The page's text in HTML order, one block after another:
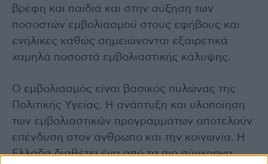
βρέφη και παιδιά και στην αύξηση των
ποσοστών εμβολιασμού στους εφήβους και
ενήλικες καθώς σημειώνονται εξαιρετικά
χαμηλά ποσοστά εμβολιαστικής κάλυψης.
Ο εμβολιασμός είναι βασικός πυλώνας της
Πολιτικής Υγείας. Η ανάπτυξη και υλοποίηση
των εμβολιαστικών προγραμμάτων αποτελούν
επένδυση στον άνθρωπο και την κοινωνία. Η
Ελλάδα διαθέτει ένα από τα πιο σύγχρονα